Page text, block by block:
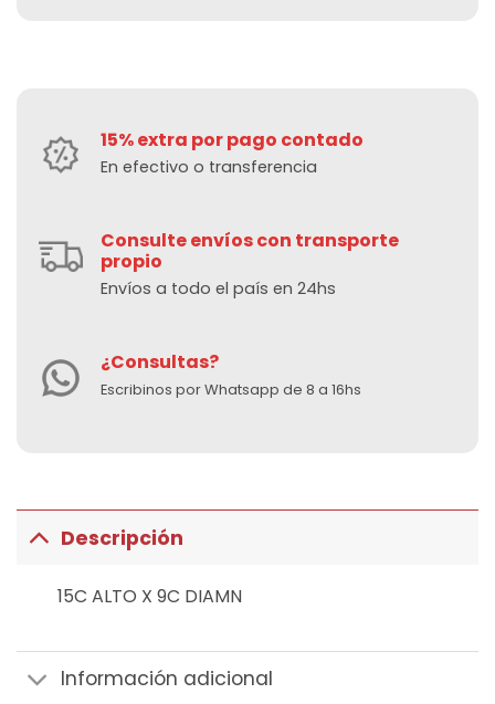
15% extra por pago contado
En efectivo o transferencia
Consulte envíos con transporte
propio
Envíos a todo el país en 24hs
¿Consultas?
Escribinos por Whatsapp de 8 a 16hs
Descripción
15C ALTO X 9C DIAMN
Información adicional